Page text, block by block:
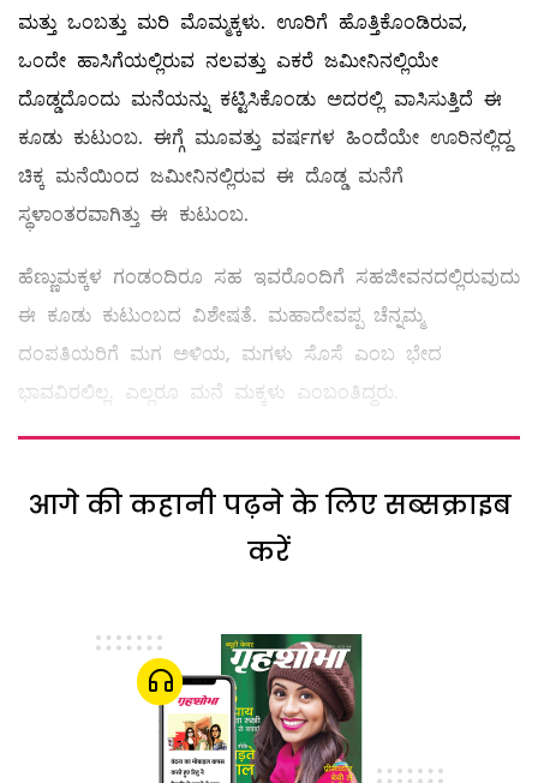
ಮತ್ತು ಒಂಬತ್ತು ಮರಿ ಮೊಮ್ಮಕ್ಕಳು. ಊರಿಗೆ ಹೊತ್ತಿಕೊಂಡಿರುವ,
ಒಂದೇ ಹಾಸಿಗೆಯಲ್ಲಿರುವ ನಲವತ್ತು ಎಕರೆ ಜಮೀನಿನಲ್ಲಿಯೇ
ದೊಡ್ಡದೊಂದು ಮನೆಯನ್ನು ಕಟ್ಟಿಸಿಕೊಂಡು ಅದರಲ್ಲಿ ವಾಸಿಸುತ್ತಿದೆ ಈ
ಕೂಡು ಕುಟುಂಬ. ಈಗ್ಗೆ ಮೂವತ್ತು ವರ್ಷಗಳ ಹಿಂದೆಯೇ ಊರಿನಲ್ಲಿದ್ದ
ಚಿಕ್ಕ ಮನೆಯಿಂದ ಜಮೀನಿನಲ್ಲಿರುವ ಈ ದೊಡ್ಡ ಮನೆಗೆ
ಸ್ಥಳಾಂತರವಾಗಿತ್ತು ಈ ಕುಟುಂಬ.
ಹೆಣ್ಣುಮಕ್ಕಳ ಗಂಡಂದಿರೂ ಸಹ ಇವರೊಂದಿಗೆ ಸಹಜೀವನದಲ್ಲಿರುವುದು
ಈ ಕೂಡು ಕುಟುಂಬದ ವಿಶೇಷತೆ. ಮಹಾದೇವಪ್ಪ ಚೆನ್ನಮ್ಮ
ದಂಪತಿಯರಿಗೆ ಮಗ ಅಳಿಯ, ಮಗಳು ಸೊಸೆ ಎಂಬ ಭೇದ
ಭಾವವಿರಲಿಲ್ಲ. ಎಲ್ಲರೂ ಮನೆ ಮಕ್ಕಳು ಎಂಬಂತಿದ್ದರು.
आगे की कहानी पढ़ने के लिए सब्सक्राइब
करें